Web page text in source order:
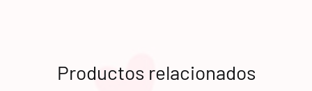
Productos relacionados